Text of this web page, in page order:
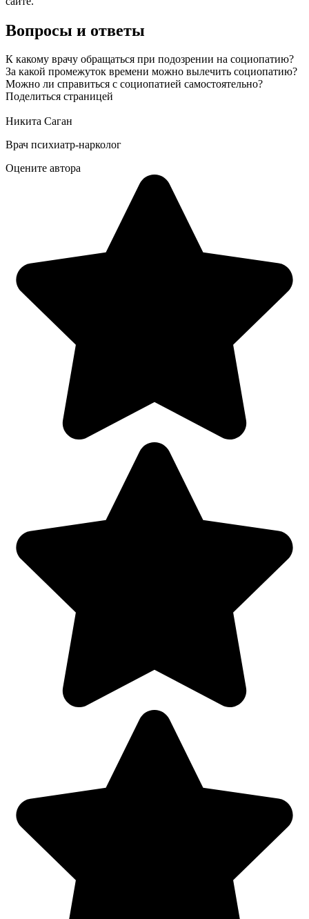
Вопросы и ответы
К какому врачу обращаться при подозрении на социопатию?
За какой промежуток времени можно вылечить социопатию?
Можно ли справиться с социопатией самостоятельно?
Поделиться страницей
Никита Саган
Врач психиатр-нарколог
Оцените автора